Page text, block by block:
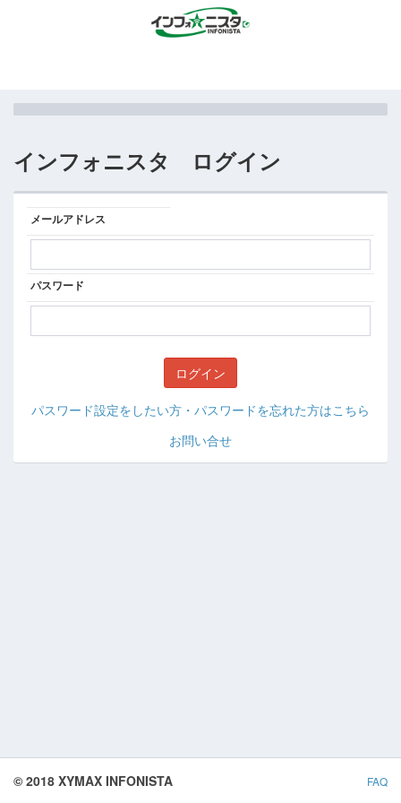
インフォニスタ ログイン
メールアドレス
パスワード
パスワード設定をしたい方・パスワードを忘れた方はこちら
お問い合せ
FAQ
© 2018 XYMAX INFONISTA